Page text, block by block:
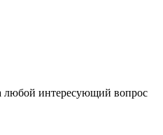
любой интересующий вопрос